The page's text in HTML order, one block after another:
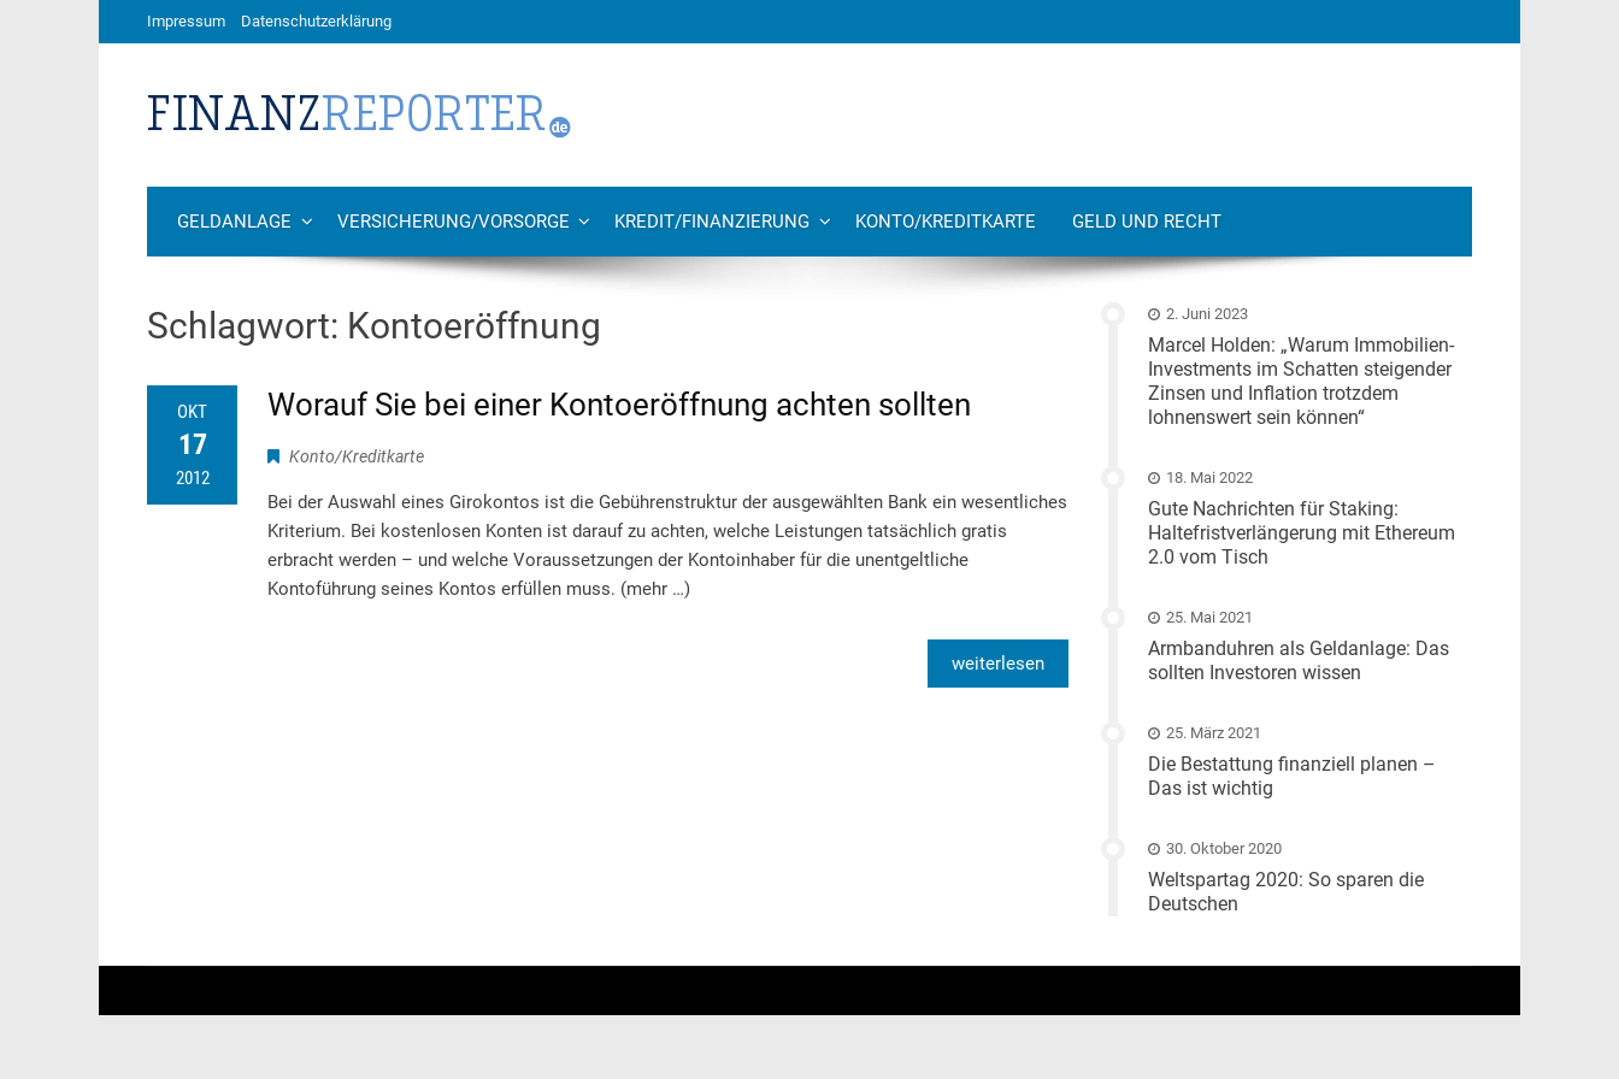
Impressum Datenschutzerklärung
GELDANLAGE VERSICHERUNG/VORSORGE KREDIT/FINANZIERUNG KONTO/KREDITKARTE GELD UND RECHT
Schlagwort: Kontoeröffnung
OKT
17
2012
Worauf Sie bei einer Kontoeröffnung achten sollten
Konto/Kreditkarte
Bei der Auswahl eines Girokontos ist die Gebührenstruktur der ausgewählten Bank ein wesentliches
Kriterium. Bei kostenlosen Konten ist darauf zu achten, welche Leistungen tatsächlich gratis
erbracht werden – und welche Voraussetzungen der Kontoinhaber für die unentgeltliche
Kontoführung seines Kontos erfüllen muss. (mehr …)
weiterlesen
2. Juni 2023
Marcel Holden: „Warum Immobilien-
Investments im Schatten steigender
Zinsen und Inflation trotzdem
lohnenswert sein können“
18. Mai 2022
Gute Nachrichten für Staking:
Haltefristverlängerung mit Ethereum
2.0 vom Tisch
25. Mai 2021
Armbanduhren als Geldanlage: Das
sollten Investoren wissen
25. März 2021
Die Bestattung finanziell planen –
Das ist wichtig
30. Oktober 2020
Weltspartag 2020: So sparen die
Deutschen